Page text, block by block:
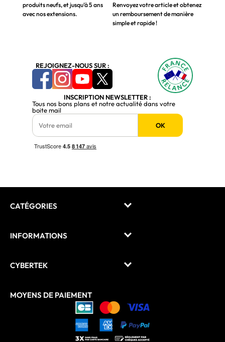
produits neufs, et jusqu’à 5 ans
avec nos extensions.
Renvoyez votre article et obtenez
un remboursement de manière
simple et rapide !
REJOIGNEZ-NOUS SUR :
INSCRIPTION NEWSLETTER :
Tous nos bons plans et notre actualité dans votre
boite mail
OK
CATÉGORIES
INFORMATIONS
CYBERTEK
MOYENS DE PAIEMENT